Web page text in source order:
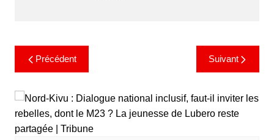
Précédent Suivant